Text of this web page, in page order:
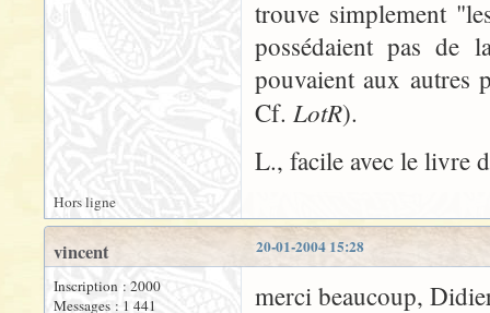
trouve simplement
possédaient pas de
pouvaient aux autres
Cf. LotR).
L., facile avec le livre
Hors ligne
20-01-2004 15:28
vincent
Inscription : 2000
Messages : 1 441
merci beaucoup,